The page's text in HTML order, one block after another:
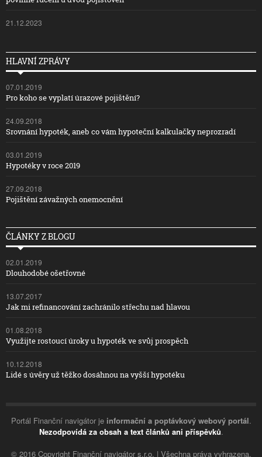
21.12.2023
HLAVNÍ ZPRÁVY
07.01.2019
Pro koho se vyplatí úrazové pojištění?
24.09.2018
Srovnání hypoték, aneb co vám hypoteční kalkulačky neprozradí
03.01.2019
Hypotéky v roce 2019
27.09.2018
Pojištění závažných onemocnění
ČLÁNKY Z BLOGU
02.01.2019
Dlouhodobé ošetřovné
13.07.2017
Jak mi refinancování zachránilo střechu nad hlavou
01.08.2018
Využijte rostoucí úroky u hypoték ve svůj prospěch
10.12.2018
Lidé s úvěry už těžko dosáhnou na vyšší hypotéku
Portál Finanční navigátor je informační a poptávkový webový portál.
Nezodpovídá za obsah a text článků ani příspěvků.
© 2016 Copyright Finanční navigátor s.r.o. | Všechna práva vyhrazena.